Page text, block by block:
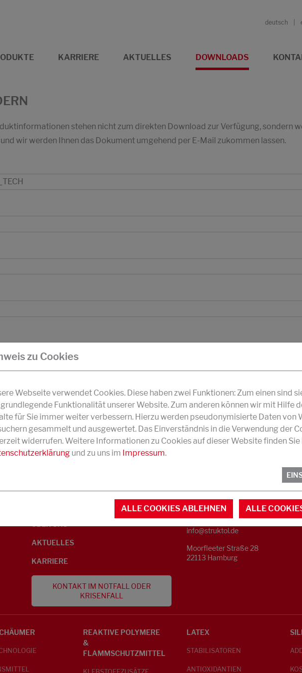
deutsch
KARRIERE AKTUELLES DOWNLOADS
stehen nicht zum direkten Download zur Verfügung, sondern
wir werden Ihnen das Dokument umgehend per E-Mail zukommen lassen.
UMWELTINFORMATIONEN
AKTUELLES
KARRIERE
KONTAKT IM NOTFALL ODER
KRISENFALL
KONTAKT
Telefon +49 40 733 62 - 0
info@struktol.de
Moorfleeter Straße 28
22113 Hamburg
REAKTIVE POLYMERE
&
FLAMMSCHUTZMITTEL
LATEX
STABILISATOREN
ANTIOXIDANTIEN
zu Cookies
Webseite verwendet Cookies. Diese haben zwei Funktionen: Zum einen sind
Funktionalität unserer Website. Zum anderen können wir mit Hilfe
für Sie immer weiter verbessern. Hierzu werden pseudonymisierte Daten von
gesammelt und ausgewertet. Das Einverständnis in die Verwendung der
widerrufen. Weitere Informationen zu Cookies auf dieser Website finden Sie
und zu uns im Impressum.
ALLE COOKIES ABLEHNEN ALLE